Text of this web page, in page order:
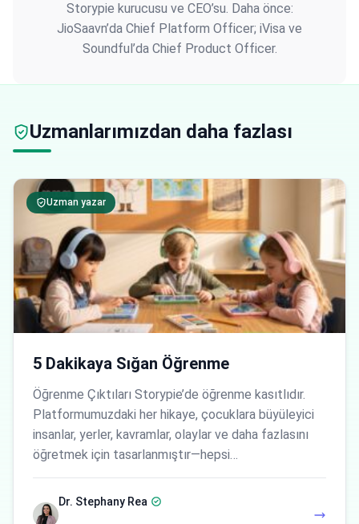
Storypie kurucusu ve CEO’su. Daha önce:
JioSaavn’da Chief Platform Officer; iVisa ve
Soundful’da Chief Product Officer.
Uzmanlarımızdan daha fazlası
Uzman yazar
5 Dakikaya Sığan Öğrenme
Öğrenme Çıktıları Storypie’de öğrenme kasıtlıdır.
Platformumuzdaki her hikaye, çocuklara büyüleyici
insanlar, yerler, kavramlar, olaylar ve daha fazlasını
öğretmek için tasarlanmıştır—hepsi…
Dr. Stephany Rea